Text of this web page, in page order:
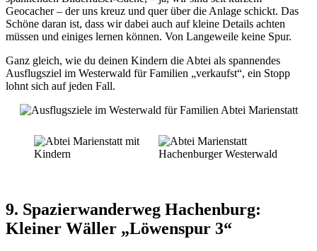
Geocacher – der uns kreuz und quer über die Anlage schickt. Das
Schöne daran ist, dass wir dabei auch auf kleine Details achten
müssen und einiges lernen können. Von Langeweile keine Spur.
Ganz gleich, wie du deinen Kindern die Abtei als spannendes
Ausflugsziel im Westerwald für Familien „verkaufst“, ein Stopp
lohnt sich auf jeden Fall.
9. Spazierwanderweg Hachenburg:
Kleiner Wäller „Löwenspur 3“